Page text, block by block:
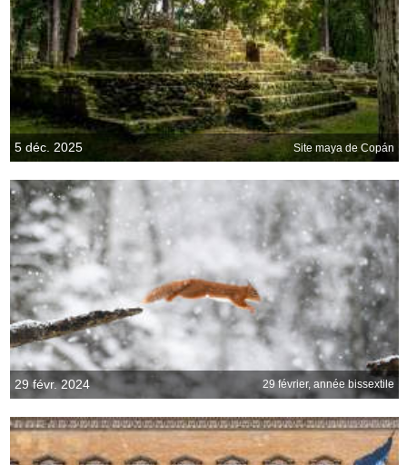
5 déc. 2025 Site maya de Copán
29 févr. 2024 29 février, année bissextile